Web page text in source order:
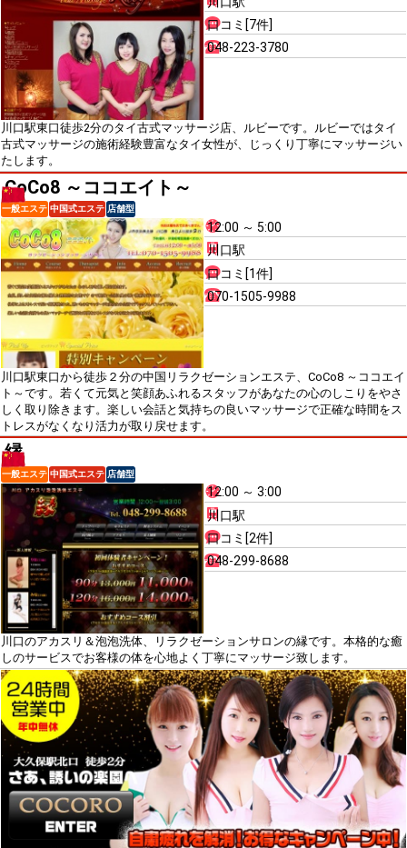
口コミ[7件]
048-223-3780
川口駅東口徒歩2分のタイ古式マッサージ店、ルビーです。ルビーではタイ
古式マッサージの施術経験豊富なタイ女性が、じっくり丁寧にマッサージい
たします。
CoCo8 ～ココエイト～
一般エステ 中国式エステ 店舗型
12:00 ～ 5:00
川口駅
口コミ[1件]
070-1505-9988
川口駅東口から徒歩２分の中国リラクゼーションエステ、CoCo8 ～ココエイ
ト～です。若くて元気と笑顔あふれるスタッフがあなたの心のしこりをやさ
しく取り除きます。楽しい会話と気持ちの良いマッサージで正確な時間をス
トレスがなくなり活力が取り戻せます。
縁
一般エステ 中国式エステ 店舗型
12:00 ～ 3:00
川口駅
口コミ[2件]
048-299-8688
川口のアカスリ＆泡泡洗体、リラクゼーションサロンの縁です。本格的な癒
しのサービスでお客様の体を心地よく丁寧にマッサージ致します。